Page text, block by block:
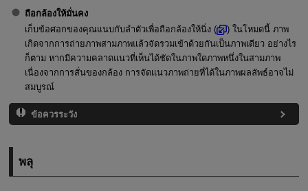
ถือกล้องให้มั่นคง
เก็บข้อศอกของคุณแนบกับลำตัวเพื่อถือกล้องให้นิ่ง (
) ในโหมดนี้ ภาพ
เกิดจากการถ่ายภาพสามภาพแล้วจัดรวมเข้าด้วยกันเป็นภาพเดียว อย่างไร
ก็ตาม หากมีความคลาดแนวที่เห็นได้ชัดในภาพใดภาพหนึ่งในสามภาพ
เนื่องจากการสั่นของกล้อง การจัดเเนวภาพถ่ายที่ได้ในภาพผลลัพธ์อาจไม่
สมบูรณ์
ข้อควรระวัง
พลุ